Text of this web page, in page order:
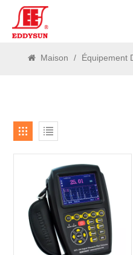
Maison / Équipement